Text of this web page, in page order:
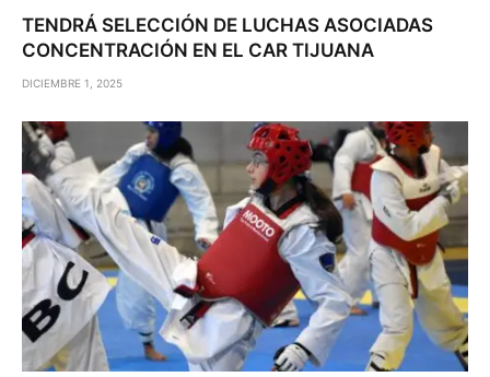
TENDRÁ SELECCIÓN DE LUCHAS ASOCIADAS
CONCENTRACIÓN EN EL CAR TIJUANA
DICIEMBRE 1, 2025